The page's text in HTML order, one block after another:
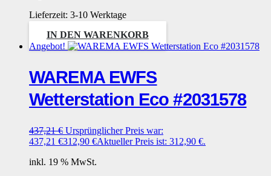
Lieferzeit: 3-10 Werktage
IN DEN WARENKORB
Angebot!
WAREMA EWFS
Wetterstation Eco #2031578
437,21€ Ursprünglicher Preis war:
437,21 €312,90 €Aktueller Preis ist: 312,90 €.
inkl. 19 % MwSt.